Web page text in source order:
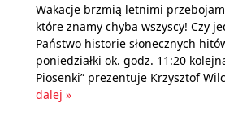
Wakacje brzmią letnimi
które znamy chyba wszyscy! Czy
Państwo historie słonecznych
poniedziałki ok. godz. 11:20
Piosenki” prezentuje Krzysztof
dalej »